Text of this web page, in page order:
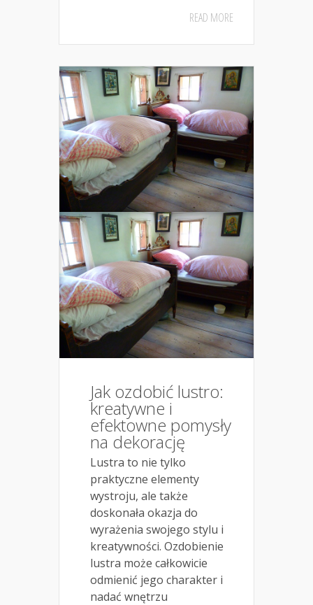
READ MORE
Jak ozdobić lustro:
kreatywne i
efektowne pomysły
na dekorację
Lustra to nie tylko
praktyczne elementy
wystroju, ale także
doskonała okazja do
wyrażenia swojego stylu i
kreatywności. Ozdobienie
lustra może całkowicie
odmienić jego charakter i
nadać wnętrzu